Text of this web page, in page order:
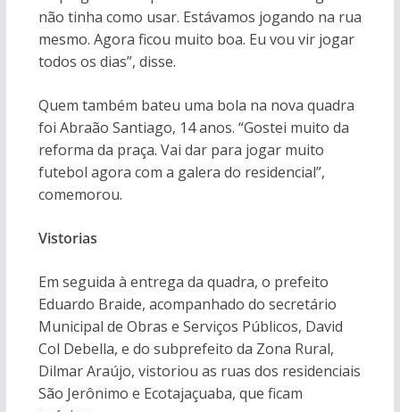
não tinha como usar. Estávamos jogando na rua
mesmo. Agora ficou muito boa. Eu vou vir jogar
todos os dias”, disse.
Quem também bateu uma bola na nova quadra
foi Abraão Santiago, 14 anos. “Gostei muito da
reforma da praça. Vai dar para jogar muito
futebol agora com a galera do residencial”,
comemorou.
Vistorias
Em seguida à entrega da quadra, o prefeito
Eduardo Braide, acompanhado do secretário
Municipal de Obras e Serviços Públicos, David
Col Debella, e do subprefeito da Zona Rural,
Dilmar Araújo, vistoriou as ruas dos residenciais
São Jerônimo e Ecotajaçuaba, que ficam